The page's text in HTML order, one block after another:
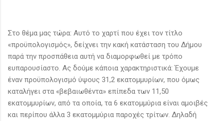
Στο θέμα μας τώρα: Αυτό το χαρτί που έχει τον τίτλο
«προϋπολογισμός», δείχνει την κακή κατάσταση του Δήμου
παρά την προσπάθεια αυτή να διαμορφωθεί με τρόπο
ευπαρουσίαστο. Ας δούμε κάποια χαρακτηριστικά: Έχουμε
έναν προϋπολογισμό ύψους 31,2 εκατομμυρίων, που όμως
καταλήγει στα «βεβαιωθέντα» επίπεδα των 11,50
εκατομμυρίων, από τα οποία, τα 6 εκατομμύρια είναι αμοιβές
και περίπου άλλα 3 εκατομμύρια παροχές τρίτων. Δηλαδή